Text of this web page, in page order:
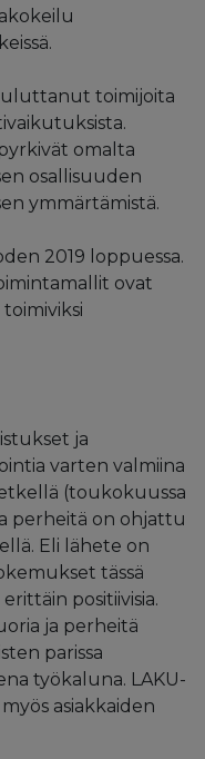
toimijoita
omalta
osallisuuden
ymmärtämistä.
2019 loppuessa.
ovat
ja
varten valmiina
(toukokuussa
perheitä on ohjattu
Eli lähete on
tässä
positiivisia.
ja perheitä
parissa
työkaluna. LAKU-
asiakkaiden